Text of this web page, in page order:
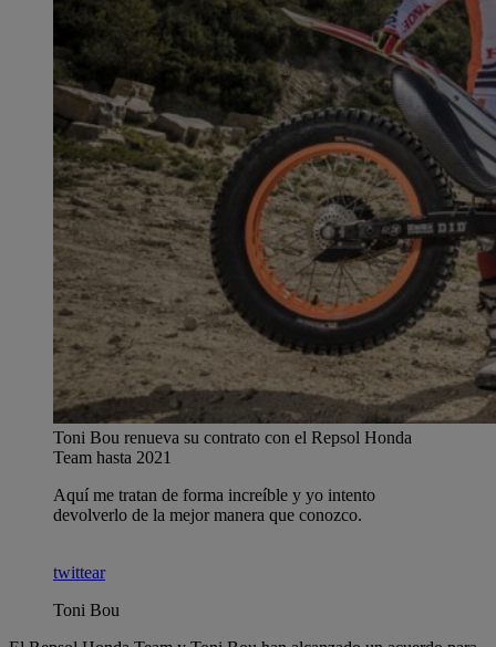
Toni Bou renueva su contrato con el Repsol Honda
Team hasta 2021
Aquí me tratan de forma increíble y yo intento
devolverlo de la mejor manera que conozco.
twittear
Toni Bou